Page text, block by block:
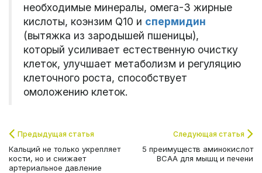
необходимые минералы, омега-3 жирные
кислоты, коэнзим Q10 и спермидин
(вытяжка из зародышей пшеницы),
который усиливает естественную очистку
клеток, улучшает метаболизм и регуляцию
клеточного роста, способствует
омоложению клеток.
Предыдущая статья
Кальций не только укрепляет
кости, но и снижает
артериальное давление
Следующая статья
5 преимуществ аминокислот
BCAA для мышц и печени